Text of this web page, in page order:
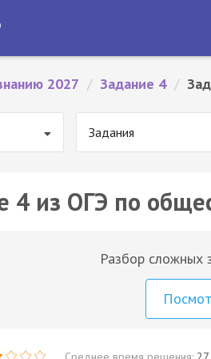
2027 / Задание 4 /
Задания
4 из ОГЭ по
Разбор сложных